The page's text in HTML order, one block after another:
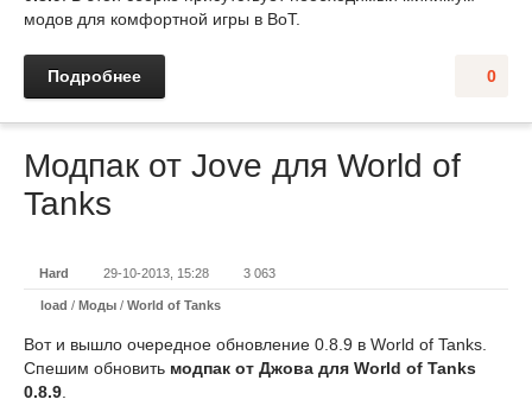
модов для комфортной игры в ВоТ.
0
Подробнее
Модпак от Jove для World of
Tanks
Hard 29-10-2013, 15:28 3 063
load / Моды / World of Tanks
Вот и вышло очередное обновление 0.8.9 в World of Tanks.
Спешим обновить модпак от Джова для World of Tanks
0.8.9